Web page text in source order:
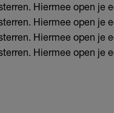
Hiermee open je
Hiermee open je
Hiermee open je
Hiermee open je